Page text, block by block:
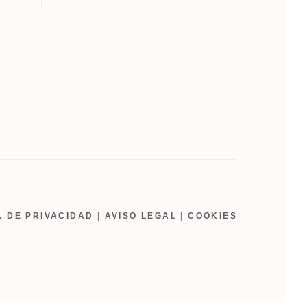
DE PRIVACIDAD AVISO LEGAL |COOKIES